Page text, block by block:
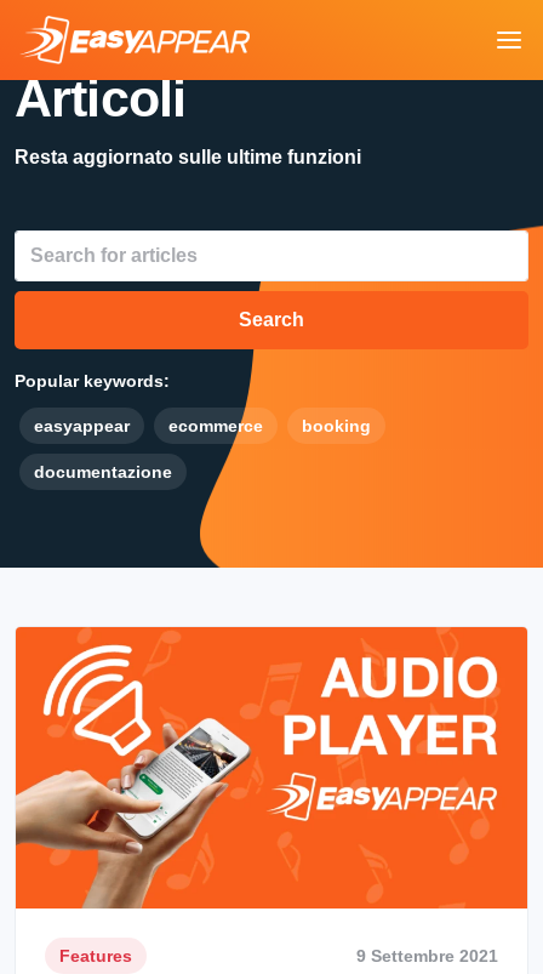
Articoli
Resta aggiornato sulle ultime funzioni
Search
Popular keywords:
easyappear ecommerce booking
documentazione
Features 9 Settembre 2021